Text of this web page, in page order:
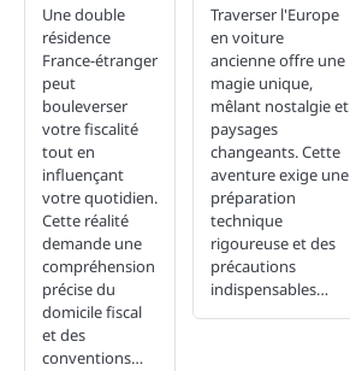
Une double
résidence
France-étranger
peut
bouleverser
votre fiscalité
tout en
influençant
votre quotidien.
Cette réalité
demande une
compréhension
précise du
domicile fiscal
et des
conventions…
Traverser l'Europe
en voiture
ancienne offre une
magie unique,
mêlant nostalgie et
paysages
changeants. Cette
aventure exige une
préparation
technique
rigoureuse et des
précautions
indispensables…